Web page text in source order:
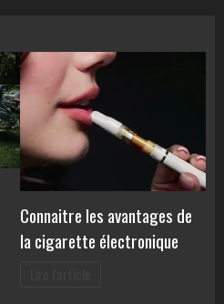
Connaitre les avantages de
la cigarette électronique